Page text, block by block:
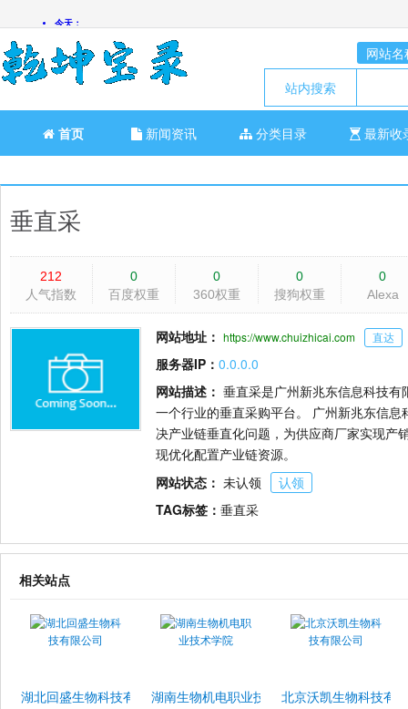
网站名
站内搜索
首页 新闻资讯 分类目录 最新收
垂直采
212
人气指数
0
百度权重
0
360权重
0
搜狗权重
0
Alexa
网站地址： https://www.chuizhicai.com 直达
服务器IP： 0.0.0.0
网站描述： 垂直采是广州新兆东信息科技
一个行业的垂直采购平台。 广州新兆东信
决产业链垂直化问题，为供应商厂家实现产
现优化配置产业链资源。
网站状态： 未认领
认领
TAG标签： 垂直采
相关站点
湖北回盛生物科技有限公司湖南生物机电职业技术学院北京沃凯生物科技有